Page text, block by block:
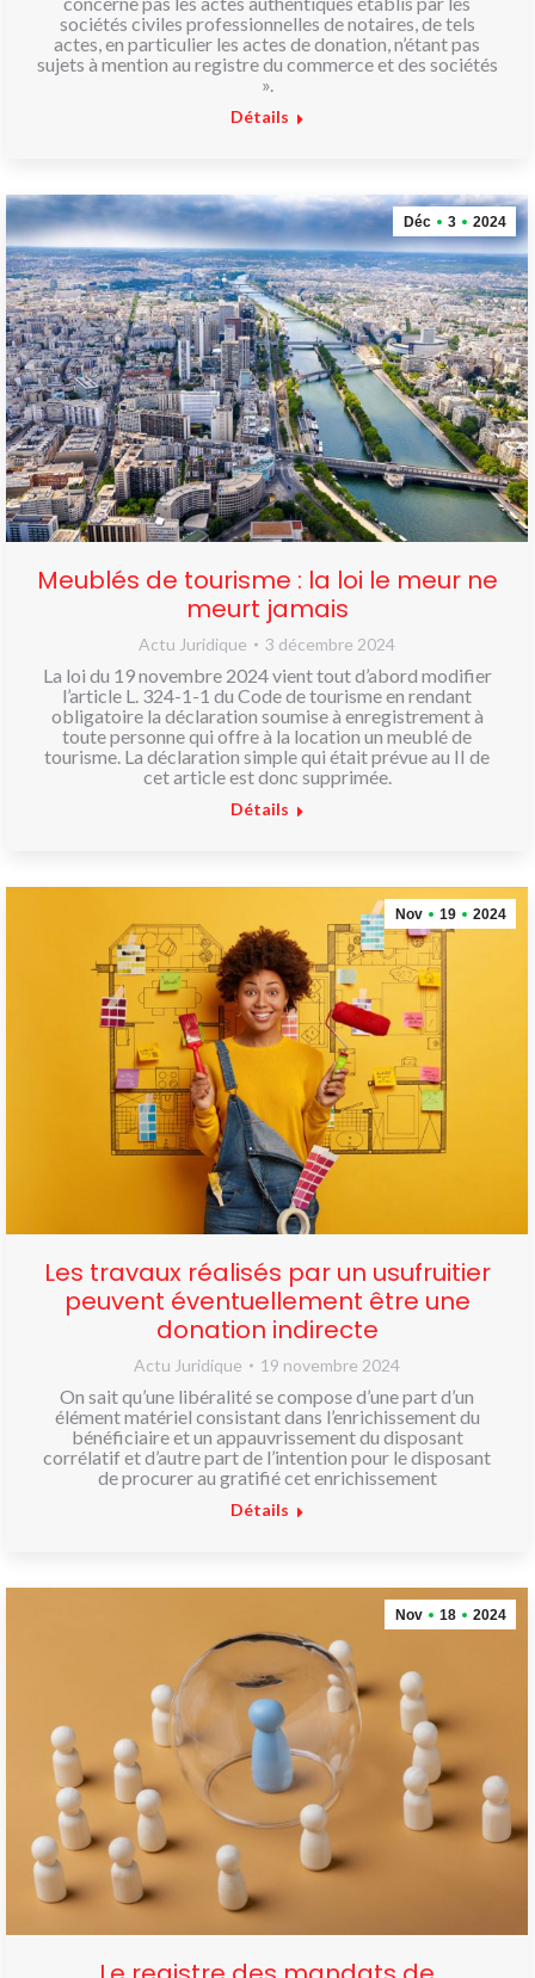
sociétés civiles professionnelles de notaires, de tels
actes, en particulier les actes de donation, n’étant pas
sujets à mention au registre du commerce et des sociétés
».
Détails
Déc 3 2024
Meublés de tourisme : la loi le meur ne
meurt jamais
Actu Juridique 3 décembre 2024
La loi du 19 novembre 2024 vient tout d’abord modifier
l’article L. 324-1-1 du Code de tourisme en rendant
obligatoire la déclaration soumise à enregistrement à
toute personne qui offre à la location un meublé de
tourisme. La déclaration simple qui était prévue au II de
cet article est donc supprimée.
Détails
Nov 19 2024
Les travaux réalisés par un usufruitier
peuvent éventuellement être une
donation indirecte
Actu Juridique 19 novembre 2024
On sait qu’une libéralité se compose d’une part d’un
élément matériel consistant dans l’enrichissement du
bénéficiaire et un appauvrissement du disposant
corrélatif et d’autre part de l’intention pour le disposant
de procurer au gratifié cet enrichissement
Détails
Nov 18 2024